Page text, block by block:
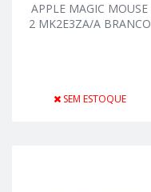
APPLE MAGIC MOUSE
2 MK2E3ZA/A BRANCO
SEM ESTOQUE